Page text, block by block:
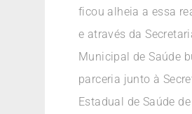
ficou alheia a essa
e através da
Municipal de Saúde
parceria junto à
Estadual de Saúde